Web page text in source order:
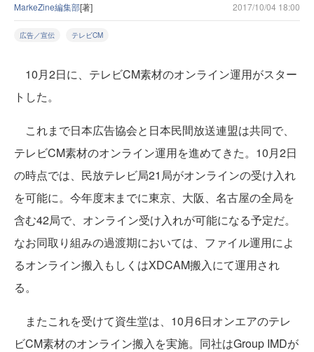
MarkeZine編集部[著] 2017/10/04 18:00
広告／宣伝 テレビCM
10月2日に、テレビCM素材のオンライン運用がスター
トした。
これまで日本広告協会と日本民間放送連盟は共同で、
テレビCM素材のオンライン運用を進めてきた。10月2日
の時点では、民放テレビ局21局がオンラインの受け入れ
を可能に。今年度末までに東京、大阪、名古屋の全局を
含む42局で、オンライン受け入れが可能になる予定だ。
なお同取り組みの過渡期においては、ファイル運用によ
るオンライン搬入もしくはXDCAM搬入にて運用され
る。
またこれを受けて資生堂は、10月6日オンエアのテレ
ビCM素材のオンライン搬入を実施。同社はGroup IMDが